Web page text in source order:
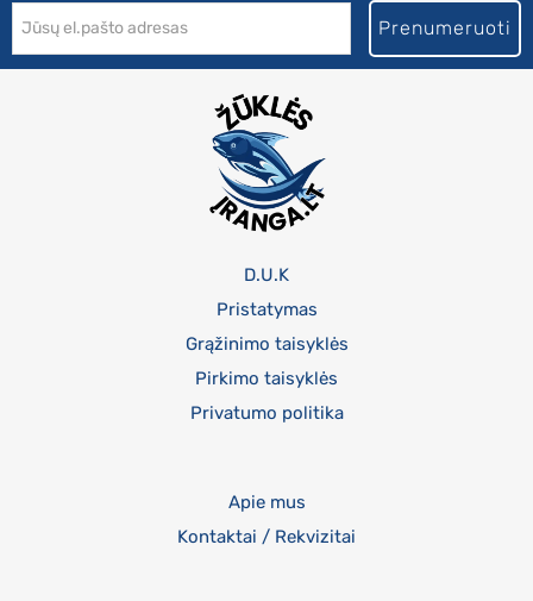
Prenumeruoti
D.U.K
Pristatymas
Grąžinimo taisyklės
Pirkimo taisyklės
Privatumo politika
Apie mus
Kontaktai / Rekvizitai